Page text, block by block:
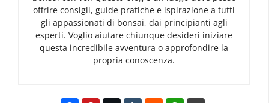
offrire consigli, guide pratiche e ispirazione a tutti
gli appassionati di bonsai, dai principianti agli
esperti. Voglio aiutare chiunque desideri iniziare
questa incredibile avventura o approfondire la
propria conoscenza.